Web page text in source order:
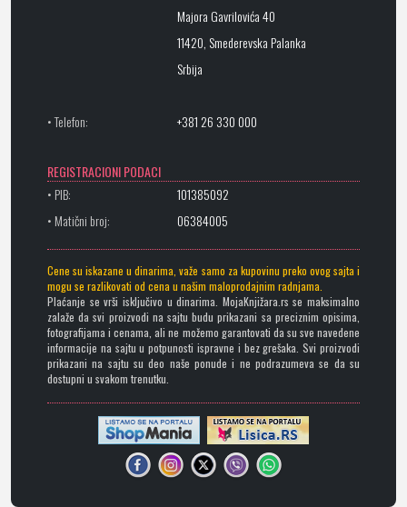
Majora Gavrilovića 40
11420, Smederevska Palanka
Srbija
• Telefon: +381 26 330 000
REGISTRACIONI PODACI
• PIB:
101385092
• Matični broj:
06384005
Cene su iskazane u dinarima, važe samo za kupovinu preko ovog sajta i
mogu se razlikovati od cena u našim maloprodajnim radnjama.
Plaćanje se vrši isključivo u dinarima. MojaKnjižara.rs se maksimalno
zalaže da svi proizvodi na sajtu budu prikazani sa preciznim opisima,
fotografijama i cenama, ali ne možemo garantovati da su sve navedene
informacije na sajtu u potpunosti ispravne i bez grešaka. Svi proizvodi
prikazani na sajtu su deo naše ponude i ne podrazumeva se da su
dostupni u svakom trenutku.